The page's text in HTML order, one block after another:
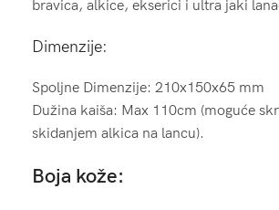
bravica, alkice, ekserici i ultra jaki
Dimenzije:
Spoljne Dimenzije: 210x150x65 mm
Dužina kaiša: Max 110cm (moguće
skidanjem alkica na lancu).
Boja kože: